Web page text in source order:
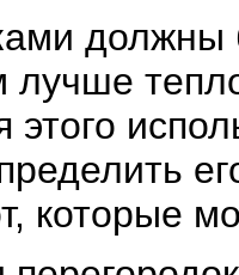
должны
этого
которые